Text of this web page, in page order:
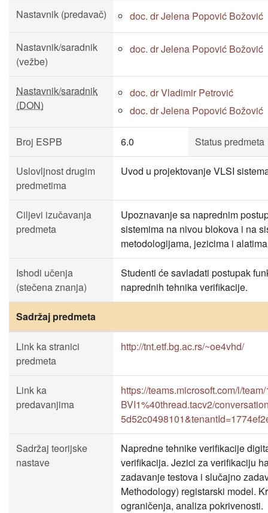
Nastavnik (predavač) doc. dr Jelena Popović Božović
Nastavnik/saradnik
(vežbe)
doc. dr Jelena Popović Božović
Nastavnik/saradnik
(DON)
doc. dr Vladimir Petrović
doc. dr Jelena Popović Božović
Broj ESPB 6.0 Status predmeta
Uslovljnost drugim
predmetima
Uvod u projektovanje VLSI
Ciljevi izučavanja
predmeta
Upoznavanje sa naprednim
sistemima na nivou blokova i na
metodologijama, jezicima i
Ishodi učenja
(stečena znanja)
Studenti će savladati postupak
naprednih tehnika verifikacije.
Sadržaj predmeta
Link ka stranici
predmeta
http://tnt.etf.bg.ac.rs/~oe4vhd/
Link ka
predavanjima
https://teams.microsoft.com/l/
BVI1%40thread.tacv2/
Sadržaj teorijske
nastave
Napredne tehnike verifikacije
verifikacija. Jezici za verifikaciju
zadavanje testova i slučajno
Methodology) registarski model.
ograničenja, analiza pokrivenosti.